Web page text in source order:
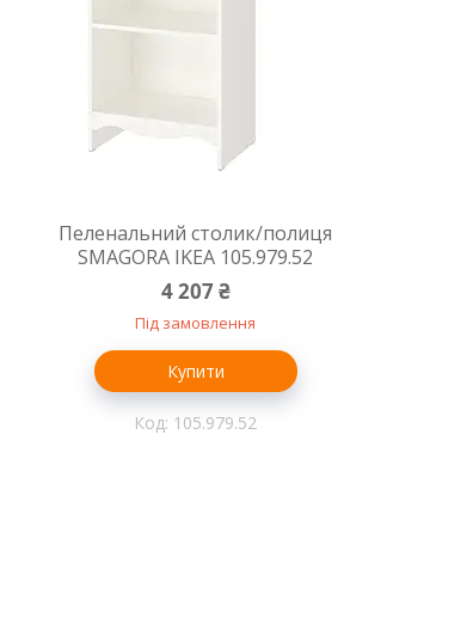
Пеленальний столик/полиця
SMAGORA IKEA 105.979.52
4 207 ₴
Під замовлення
Купити
105.979.52